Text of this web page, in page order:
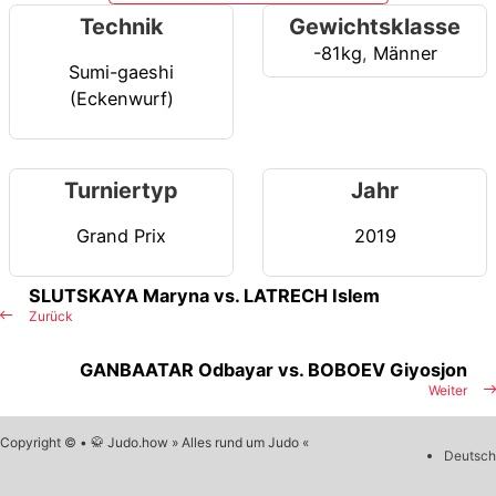
Technik
Sumi-gaeshi
(Eckenwurf)
Gewichtsklasse
-81kg, Männer
Turniertyp
Grand Prix
Jahr
2019
Zurück
SLUTSKAYA Maryna vs. LATRECH Islem
Weiter
GANBAATAR Odbayar vs. BOBOEV Giyosjon
Copyright © • 🥋 Judo.how » Alles rund um Judo «
Deutsch